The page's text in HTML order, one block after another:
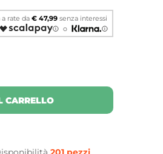
a rate da € 47,99senza interessi
o
CARRELLO